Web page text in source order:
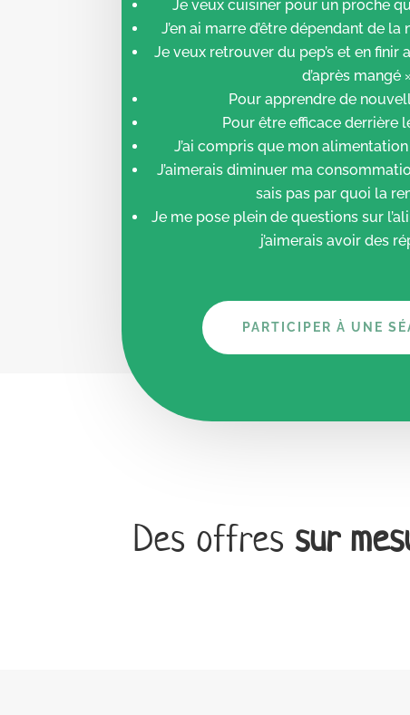
Je veux cuisiner pour un proche
J’en ai marre d’être dépendant de
Je veux retrouver du pep’s et en finir
d’après mangé
Pour apprendre de
Pour être efficace derrière
J’ai compris que mon
J’aimerais diminuer ma
sais pas par quoi la
Je me pose plein de questions sur
j’aimerais avoir des
PARTICIPER À UNE
Des offressur